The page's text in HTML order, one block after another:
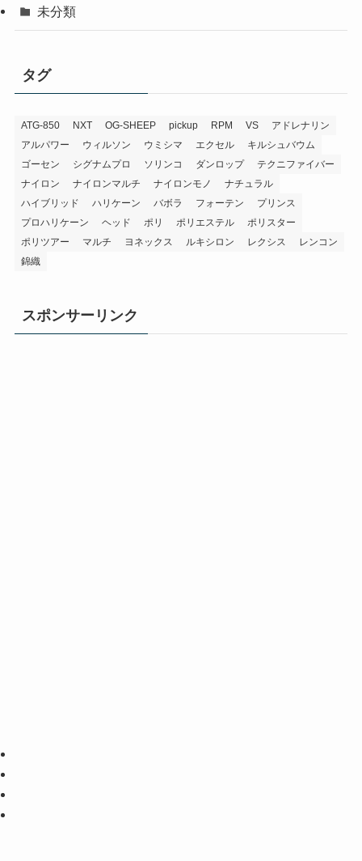
未分類
タグ
ATG-850 NXT OG-SHEEP pickup RPM VS
アドレナリン
アルパワー
ウィルソン ウミシマ エクセル
キルシュバウム
ゴーセン
シグナムプロ ソリンコ ダンロップ
テクニファイバー
ナイロン
ナイロンマルチ ナイロンモノ
ナチュラル
ハイブリッド
ハリケーン バボラ フォーテン
プリンス
プロハリケーン
ヘッド ポリ ポリエステル
ポリスター
ポリツアー
マルチ ヨネックス ルキシロン レクシス
レンコン
錦織
スポンサーリンク